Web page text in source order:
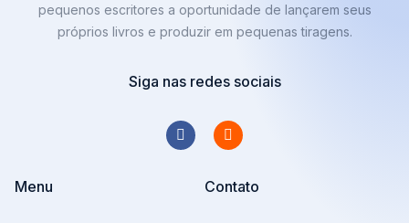
pequenos escritores a oportunidade de lançarem seus
próprios livros e produzir em pequenas tiragens.
Siga nas redes sociais
Menu Contato